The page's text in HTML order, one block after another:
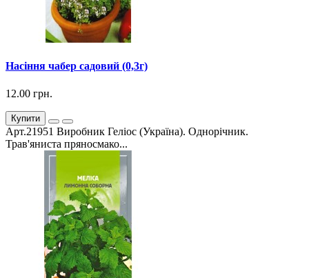
Насіння чабер садовий (0,3г)
12.00 грн.
Купити
Арт.21951 Виробник Геліос (Україна). Однорічник.
Трав'яниста пряносмако...